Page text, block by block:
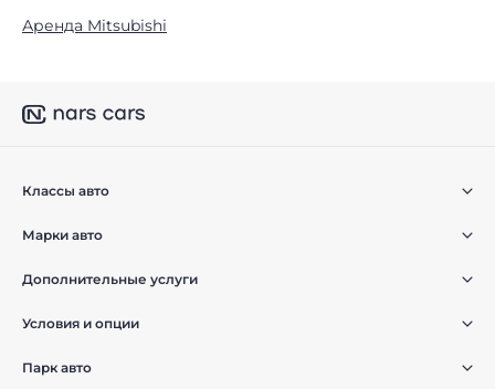
Аренда Mitsubishi
Классы авто
Марки авто
Дополнительные услуги
Условия и опции
Парк авто